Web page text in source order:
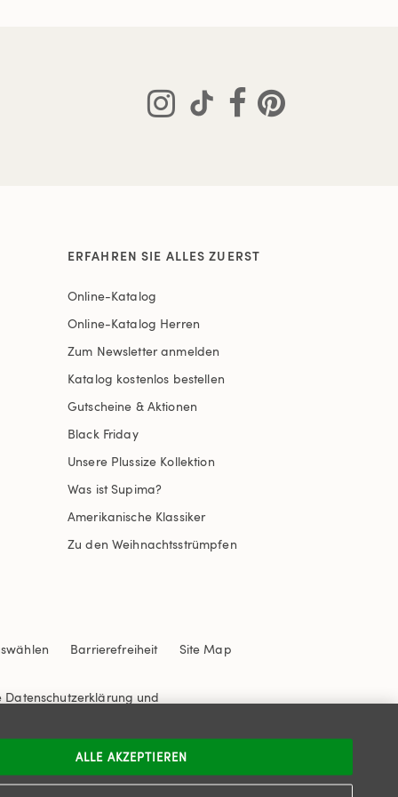
ERFAHREN SIE ALLES ZUERST
Online-Katalog
Online-Katalog Herren
Zum Newsletter anmelden
Katalog kostenlos bestellen
Gutscheine & Aktionen
Black Friday
Unsere Plussize Kollektion
Was ist Supima?
Amerikanische Klassiker
Zu den Weihnachtsstrümpfen
Barrierefreiheit
Site Map
Datenschutzerklärung und
ALLE AKZEPTIEREN